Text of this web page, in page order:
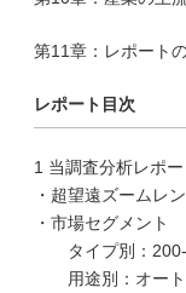
第11章：レポート
レポート目次
1 当調査分析レポ
・超望遠ズームレ
・市場セグメント
タイプ別：200-
用途別：オート